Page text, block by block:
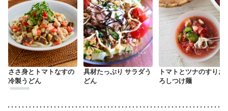
ささ身とトマトなすの
冷製うどん
具材たっぷり サラダう
どん
トマトとツナのすりお
ろしつけ麺